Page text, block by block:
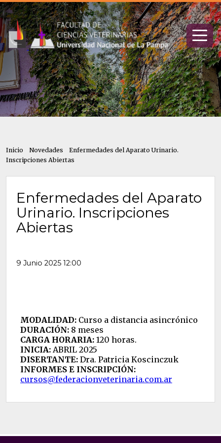
Inicio Novedades
Enfermedades del Aparato Urinario.
Inscripciones Abiertas
Enfermedades del Aparato
Urinario. Inscripciones
Abiertas
9 Junio 2025 12:00
MODALIDAD: Curso a distancia asincrónico
DURACIÓN: 8 meses
CARGA HORARIA: 120 horas.
INICIA: ABRIL 2025
DISERTANTE: Dra. Patricia Koscinczuk
INFORMES E INSCRIPCIÓN:
cursos@federacionveterinaria.com.ar